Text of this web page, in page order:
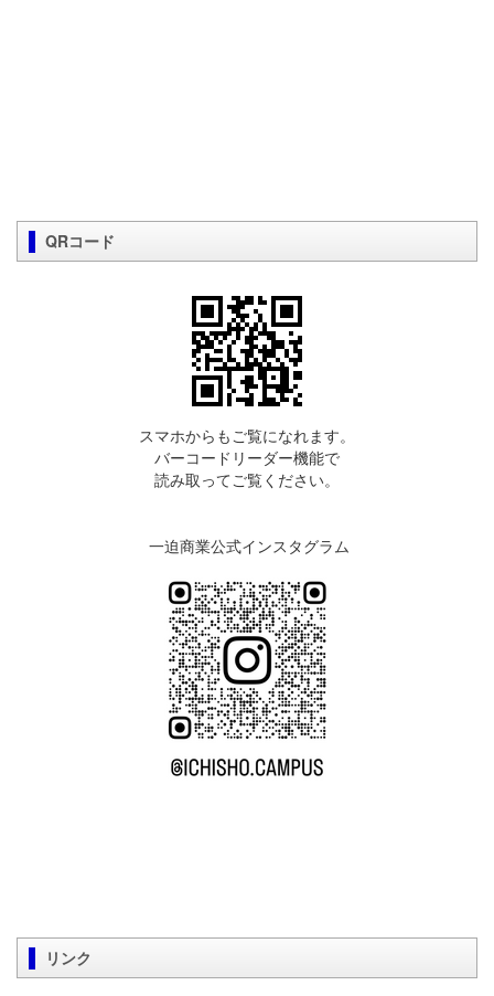
QRコード
スマホからもご覧になれます。
バーコードリーダー機能で
読み取ってご覧ください。
一迫商業公式インスタグラム
リンク